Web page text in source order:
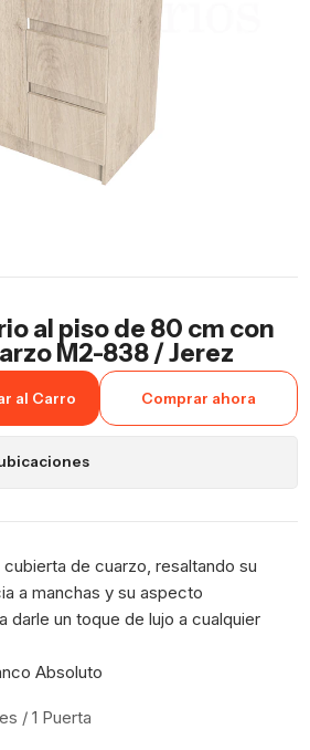
al piso de 80 cm con
M2-838 / Jerez
al Carro Comprar ahora
de cuarzo, resaltando su
a manchas y su aspecto
darle un toque de lujo a cualquier
Absoluto
/ 1 Puerta